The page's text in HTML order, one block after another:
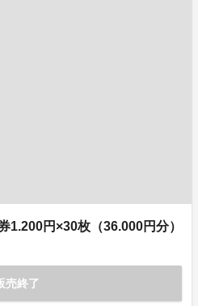
1.200円×30枚（36.000円分）
売終了